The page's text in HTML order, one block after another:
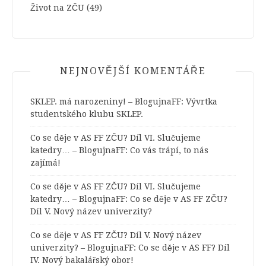
Život na ZČU (49)
NEJNOVĚJŠÍ KOMENTÁŘE
SKLEP. má narozeniny! – BlogujnaFF: Vývrtka
studentského klubu SKLEP.
Co se děje v AS FF ZČU? Díl VI. Slučujeme
katedry… – BlogujnaFF: Co vás trápí, to nás
zajímá!
Co se děje v AS FF ZČU? Díl VI. Slučujeme
katedry… – BlogujnaFF: Co se děje v AS FF ZČU?
Díl V. Nový název univerzity?
Co se děje v AS FF ZČU? Díl V. Nový název
univerzity? – BlogujnaFF: Co se děje v AS FF? Díl
IV. Nový bakalářský obor!